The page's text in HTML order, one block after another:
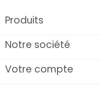
Produits
Notre société
Votre compte